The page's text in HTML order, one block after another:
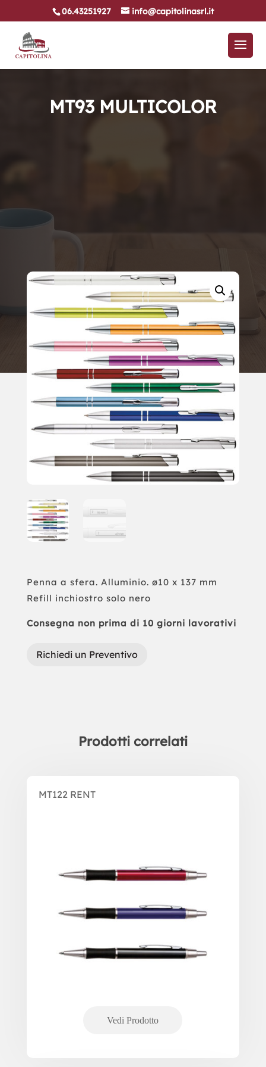
06.43251927 info@capitolinasrl.it
MT93 MULTICOLOR
Penna a sfera. Alluminio. ø10 x 137 mm
Refill inchiostro solo nero
Consegna non prima di 10 giorni lavorativi
Richiedi un Preventivo
Prodotti correlati
MT122 RENT